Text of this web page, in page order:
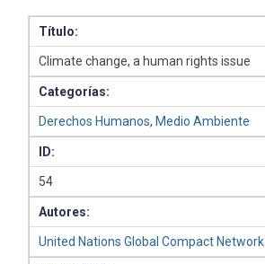
Título:
Climate change, a human rights issue
Categorías:
Derechos Humanos, Medio Ambiente
ID:
54
Autores:
United Nations Global Compact Network